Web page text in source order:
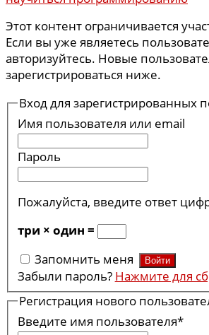
Этот контент ограничивается
Если вы уже являетесь
авторизуйтесь. Новые
зарегистрироваться ниже.
Вход для зарегистрированных
Имя пользователя или email
Пароль
Пожалуйста, введите ответ
три × один =
Запомнить меня
Забыли пароль? Нажмите для
Регистрация нового
Введите имя пользователя*